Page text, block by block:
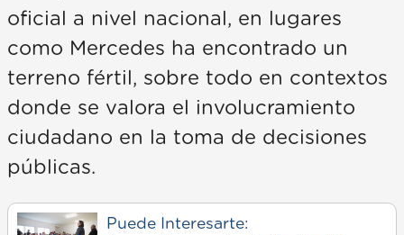
oficial a nivel nacional, en lugares
como Mercedes ha encontrado un
terreno fértil, sobre todo en contextos
donde se valora el involucramiento
ciudadano en la toma de decisiones
públicas.
Puede Interesarte: